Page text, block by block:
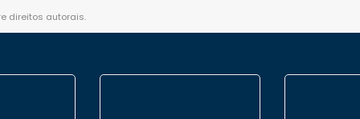
direitos autorais.